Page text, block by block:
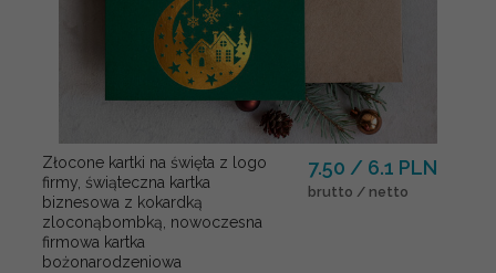
Złocone kartki na święta z logo
firmy, świąteczna kartka
biznesowa z kokardką
zloconąbombką, nowoczesna
firmowa kartka
bożonarodzeniowa
7.50 / 6.1 PLN
brutto / netto